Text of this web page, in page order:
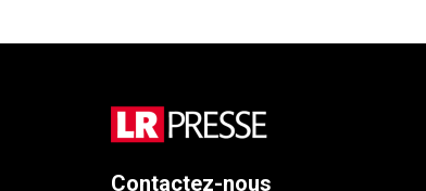
Contactez-nous